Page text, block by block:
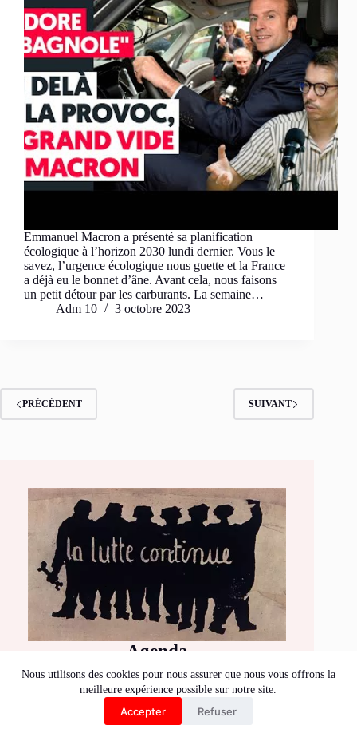
Nous utilisons des cookies pour nous assurer que nous vous offrons la
meilleure expérience possible sur notre site.
Accepter Refuser
Emmanuel Macron a présenté sa planification
écologique à l’horizon 2030 lundi dernier. Vous le
savez, l’urgence écologique nous guette et la France
a déjà eu le bonnet d’âne. Avant cela, nous faisons
un petit détour par les carburants. La semaine…
Adm 10
3 octobre 2023
PRÉCÉDENT SUIVANT
Agenda